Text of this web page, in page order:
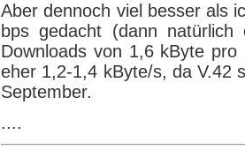
Aber dennoch viel besser als
bps gedacht (dann
Downloads von 1,6 kByte
eher 1,2-1,4 kByte/s, da V.42
September.
....